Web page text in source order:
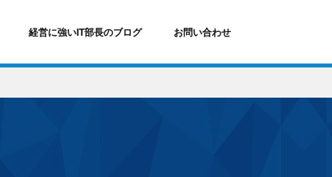
経営に強いIT部長のブログ お問い合わせ